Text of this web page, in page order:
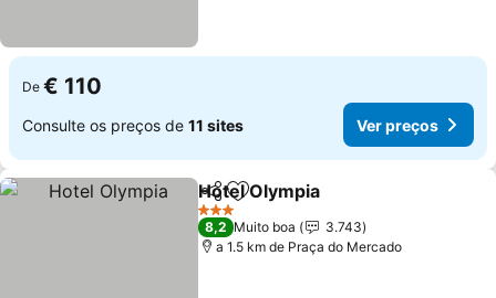
De € 110
Consulte os preços de 11 sites Ver preços
PartilharAdicionar aos favoritos
Hotel Olympia
3 Estrelas
8,2 Muito boa
3.743
a 1.5 km de Praça do Mercado